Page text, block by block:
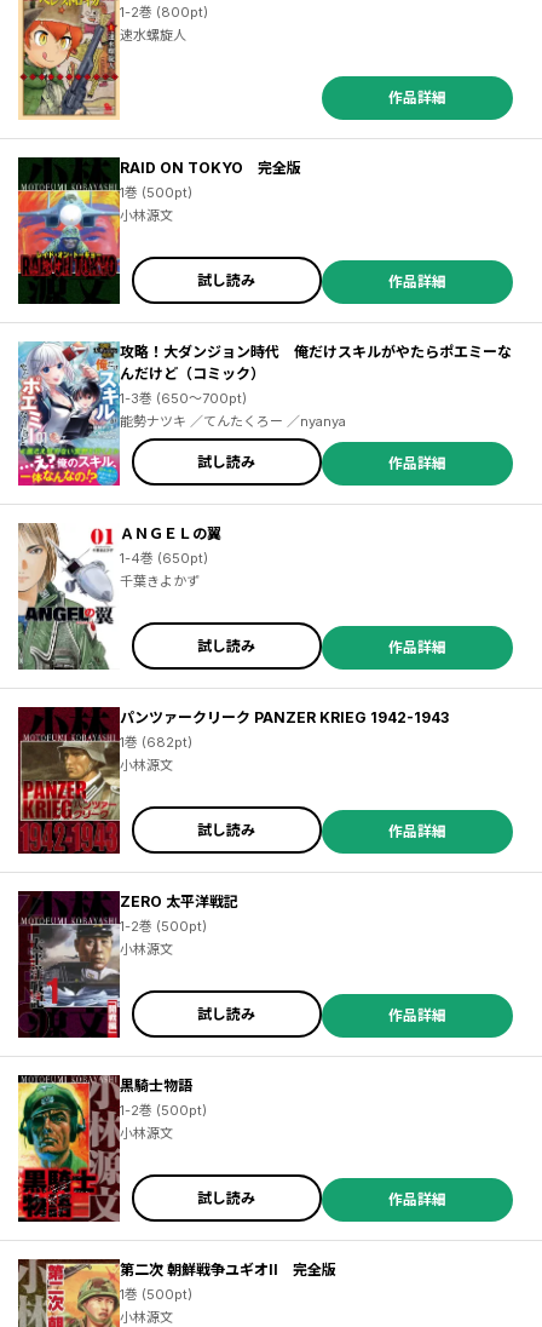
1-2巻 (800pt)
速水螺旋人
作品詳細
RAID ON TOKYO 完全版
1巻 (500pt)
小林源文
試し読み 作品詳細
攻略！大ダンジョン時代 俺だけスキルがやたらポエミーな
んだけど（コミック）
1-3巻 (650～700pt)
能勢ナツキ ／てんたくろー ／nyanya
試し読み 作品詳細
ＡＮＧＥＬの翼
1-4巻 (650pt)
千葉きよかず
試し読み 作品詳細
パンツァークリーク PANZER KRIEG 1942-1943
1巻 (682pt)
小林源文
試し読み 作品詳細
ZERO 太平洋戦記
1-2巻 (500pt)
小林源文
試し読み 作品詳細
黒騎士物語
1-2巻 (500pt)
小林源文
試し読み 作品詳細
第二次 朝鮮戦争ユギオII 完全版
1巻 (500pt)
小林源文